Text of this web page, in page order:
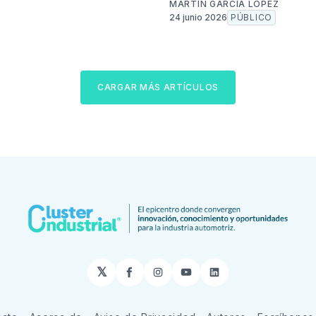
MARTÍN GARCÍA LÓPEZ
24 junio 2026 PÚBLICO
CARGAR MÁS ARTÍCULOS
𝕏 Facebook
Instagram
YouTubeLinkedIn